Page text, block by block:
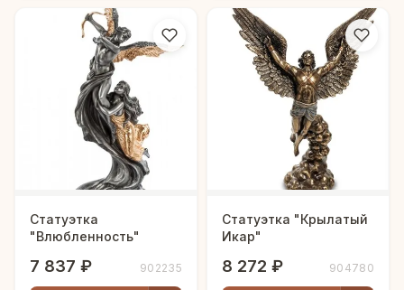
Статуэтка
"Влюбленность"
7 837 ₽ 902235
Статуэтка "Крылатый
Икар"
8 272 ₽ 904780